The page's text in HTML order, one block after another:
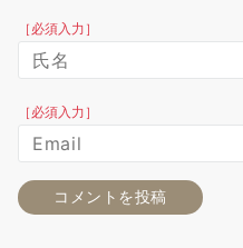
［必須入力］
［必須入力］